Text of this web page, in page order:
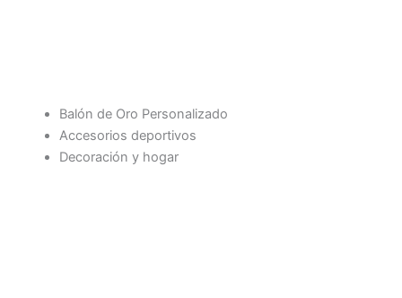
Balón de Oro Personalizado
Accesorios deportivos
Decoración y hogar